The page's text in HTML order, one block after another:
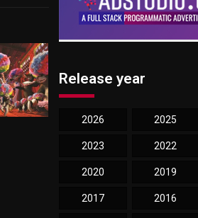
Release year
2026 2025
2023 2022
2020 2019
2017 2016